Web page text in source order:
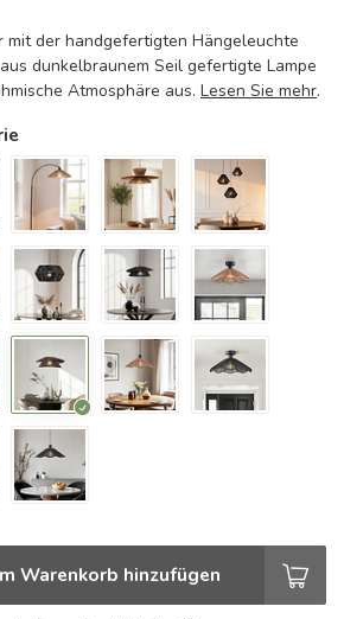
mit der handgefertigten Hängeleuchte
dunkelbraunem Seil gefertigte Lampe
Atmosphäre aus. Lesen Sie mehr.
Warenkorb hinzufügen